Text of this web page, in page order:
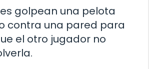
golpean una pelota
contra una pared para
el otro jugador no